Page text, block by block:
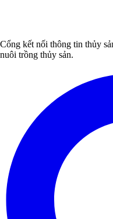
Cổng kết nối thông tin thủy
nuôi trồng thủy sản.